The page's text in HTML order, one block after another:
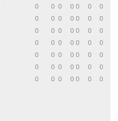
0 0 0 0 0 0
0
0 0 0 0 0 0
0
0 0 0 0 0 0
0
0 0 0 0 0 0
0
0 0 0 0 0 0
0
0 0 0 0 0 0
0
0 0 0 0 0 0 0